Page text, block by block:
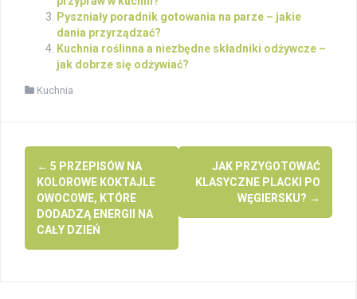
Pyszniały poradnik gotowania na parze – jakie
dania przyrządzać?
Kuchnia roślinna a niezbędne składniki odżywcze –
jak dobrze się odżywiać?
Kuchnia
Post
navigation
← 5 PRZEPISÓW NA
KOLOROWE KOKTAJLE
OWOCOWE, KTÓRE
DODADZĄ ENERGII NA
CAŁY DZIEŃ
JAK PRZYGOTOWAĆ
KLASYCZNE PLACKI PO
WĘGIERSKU? →